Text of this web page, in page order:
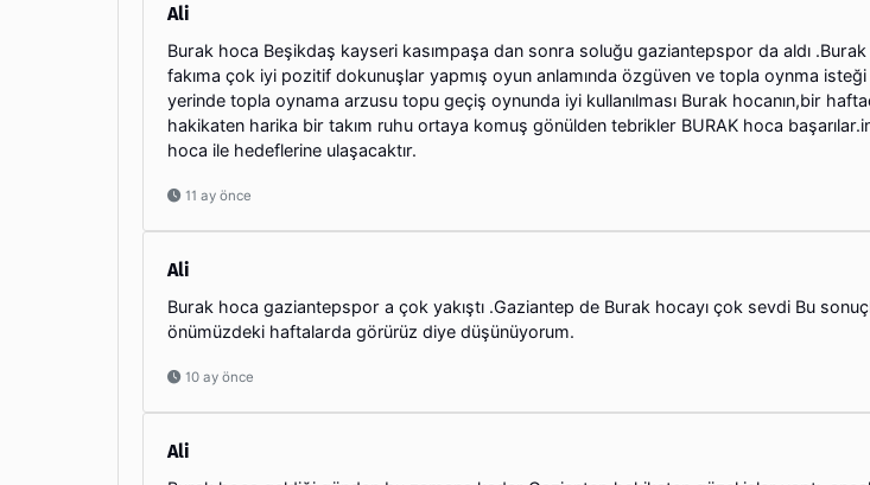
Ali
Burak hoca Beşikdaş kayseri kasımpaşa dan sonra soluğu gaziantepspor da aldı .Burak
fakıma çok iyi pozitif dokunuşlar yapmış oyun anlamında özgüven ve topla oynma
yerinde topla oynama arzusu topu geçiş oynunda iyi kullanılması Burak hocanın,bir
hakikaten harika bir takım ruhu ortaya komuş gönülden tebrikler BURAK hoca
hoca ile hedeflerine ulaşacaktır.
11 ay önce
Ali
Burak hoca gaziantepspor a çok yakıştı .Gaziantep de Burak hocayı çok sevdi Bu
önümüzdeki haftalarda görürüz diye düşünüyorum.
10 ay önce
Ali